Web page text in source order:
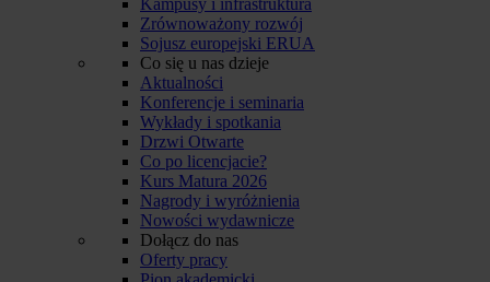
Zrównoważony rozwój
Sojusz europejski ERUA
Co się u nas dzieje
Aktualności
Konferencje i seminaria
Wykłady i spotkania
Drzwi Otwarte
Co po licencjacie?
Kurs Matura 2026
Nagrody i wyróżnienia
Nowości wydawnicze
Dołącz do nas
Oferty pracy